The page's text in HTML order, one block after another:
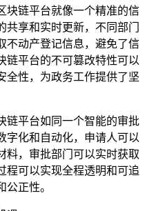
块链平台就像一个精准的信
享和实时更新，不同部门
不动产登记信息，避免了信
链平台的不可篡改特性可以
全性，为政务工作提供了坚
链平台如同一个智能的审批
字化和自动化，申请人可以
料，审批部门可以实时获取
程可以实现全程透明和可追
正性。